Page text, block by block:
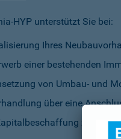
HYP unterstützt Sie bei:
Ihres
einer bestehenden
von Umbau- und
über eine
zur